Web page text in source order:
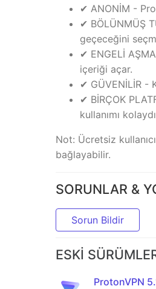
✔ ANONİM -
✔ BÖLÜNMÜŞ
geçeceğini
✔ ENGELİ
içeriği açar.
✔ GÜVENİLİR -
✔ BİRÇOK
kullanımı
Not: Ücretsiz
bağlayabilir.
SORUNLAR &
Sorun Bildir
ESKI
ProtonVPN